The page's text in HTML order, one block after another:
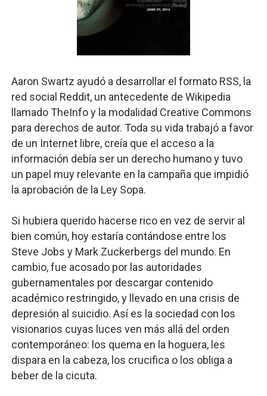
Aaron Swartz ayudó a desarrollar el formato RSS, la
red social Reddit, un antecedente de Wikipedia
llamado TheInfo y la modalidad Creative Commons
para derechos de autor. Toda su vida trabajó a favor
de un Internet libre, creía que el acceso a la
información debía ser un derecho humano y tuvo
un papel muy relevante en la campaña que impidió
la aprobación de la Ley Sopa.
Si hubiera querido hacerse rico en vez de servir al
bien común, hoy estaría contándose entre los
Steve Jobs y Mark Zuckerbergs del mundo. En
cambio, fue acosado por las autoridades
gubernamentales por descargar contenido
académico restringido, y llevado en una crisis de
depresión al suicidio. Así es la sociedad con los
visionarios cuyas luces ven más allá del orden
contemporáneo: los quema en la hoguera, les
dispara en la cabeza, los crucifica o los obliga a
beber de la cicuta.